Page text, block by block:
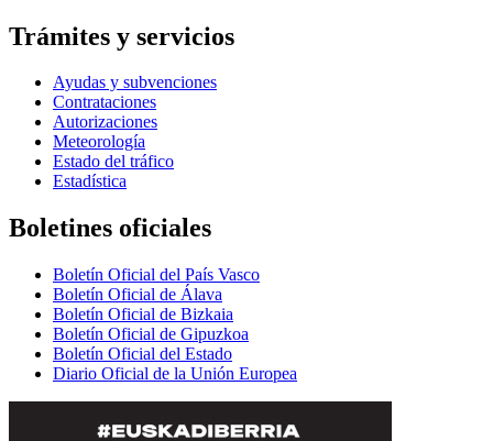
Trámites y servicios
Ayudas y subvenciones
Contrataciones
Autorizaciones
Meteorología
Estado del tráfico
Estadística
Boletines oficiales
Boletín Oficial del País Vasco
Boletín Oficial de Álava
Boletín Oficial de Bizkaia
Boletín Oficial de Gipuzkoa
Boletín Oficial del Estado
Diario Oficial de la Unión Europea